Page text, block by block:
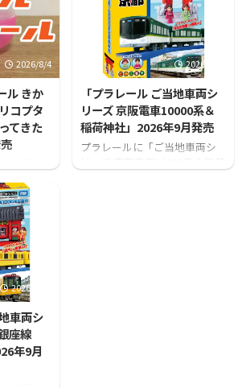
2026/8/4
ル きか
コプタ
てきた
んしゃ
のハロ
が発売
2026/7/31
「プラレール ご当地車両シ
リーズ 京阪電車10000系＆
稲荷神社」2026年9月発売
プラレールに「ご当地車両シ
2026/7/31
車両シ
座線
年9月